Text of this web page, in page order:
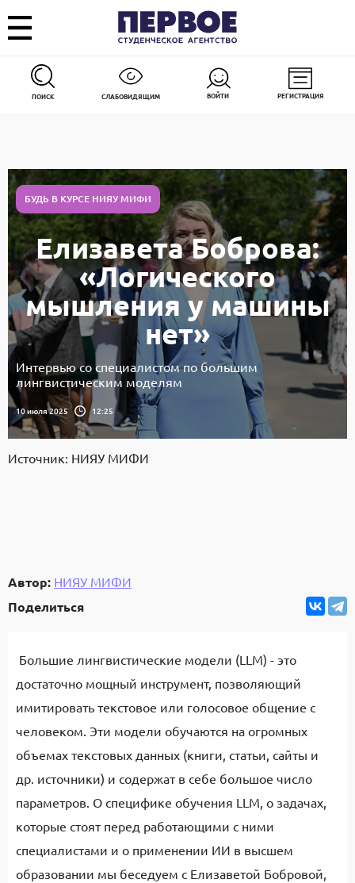
ПОИСК СЛАБОВИДЯЩИМ ВОЙТИ РЕГИСТРАЦИЯ
БУДЬ В КУРСЕ НИЯУ МИФИ
Елизавета Боброва:
«Логического
мышления у машины
нет»
Интервью со специалистом по большим
лингвистическим моделям
10 июля 2025 12:25
Источник: НИЯУ МИФИ
Автор: НИЯУ МИФИ
Поделиться
Большие лингвистические модели (LLM) - это
достаточно мощный инструмент, позволяющий
имитировать текстовое или голосовое общение с
человеком. Эти модели обучаются на огромных
объемах текстовых данных (книги, статьи, сайты и
др. источники) и содержат в себе большое число
параметров. О специфике обучения LLM, о задачах,
которые стоят перед работающими с ними
специалистами и о применении ИИ в высшем
образовании мы беседуем с Елизаветой Бобровой,